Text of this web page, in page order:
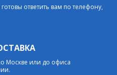
ответить вам по телефону,
Москве или до офиса